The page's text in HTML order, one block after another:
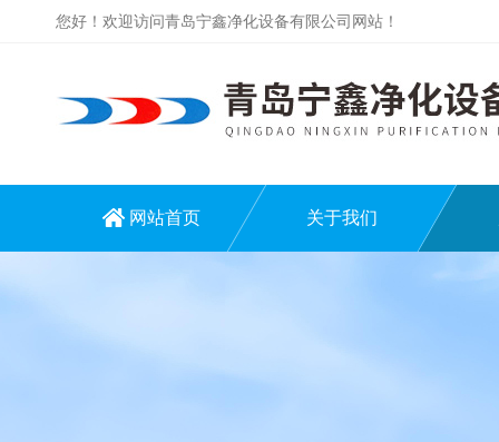
您好！欢迎访问青岛宁鑫净化设备有限公司网站！
网站首页 关于我们